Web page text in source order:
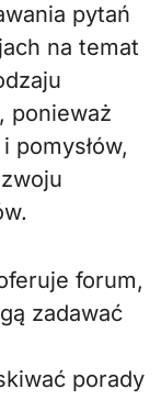
pytań
na temat
ponieważ
pomysłów,
forum,
zadawać
porady